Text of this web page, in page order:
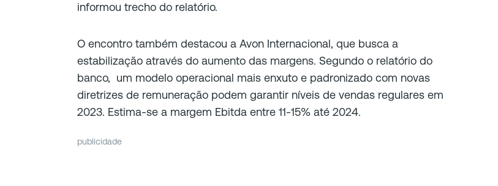
informou trecho do relatório.
O encontro também destacou a Avon Internacional, que busca a
estabilização através do aumento das margens. Segundo o relatório do
banco, um modelo operacional mais enxuto e padronizado com novas
diretrizes de remuneração podem garantir níveis de vendas regulares em
2023. Estima-se a margem Ebitda entre 11-15% até 2024.
publicidade